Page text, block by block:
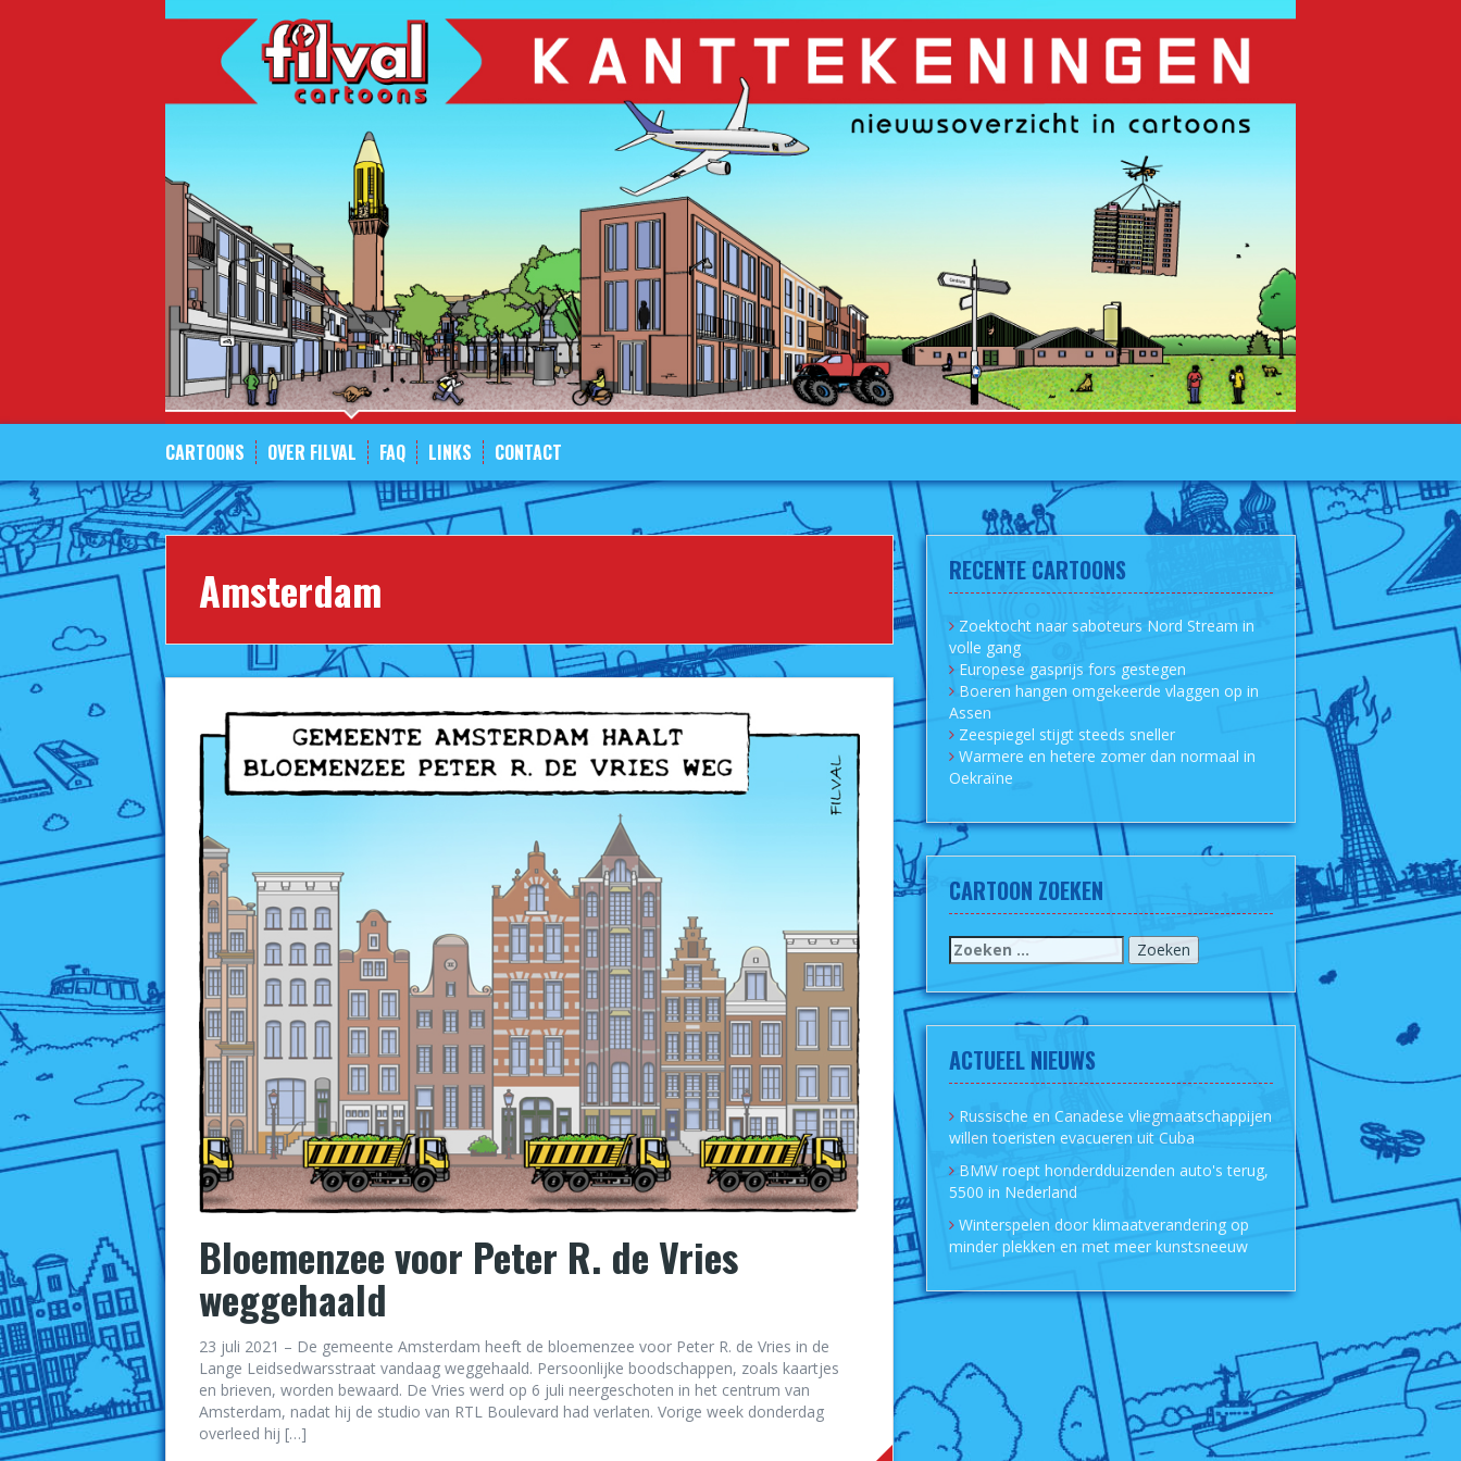
CARTOONS OVER FILVAL FAQ LINKS CONTACT
Amsterdam
Bloemenzee voor Peter R. de Vries
weggehaald
23 juli 2021 – De gemeente Amsterdam heeft de bloemenzee voor Peter R. de Vries in de
Lange Leidsedwarsstraat vandaag weggehaald. Persoonlijke boodschappen, zoals kaartjes
en brieven, worden bewaard. De Vries werd op 6 juli neergeschoten in het centrum van
Amsterdam, nadat hij de studio van RTL Boulevard had verlaten. Vorige week donderdag
overleed hij […]
RECENTE CARTOONS
Zoektocht naar saboteurs Nord Stream in
volle gang
Europese gasprijs fors gestegen
Boeren hangen omgekeerde vlaggen op in
Assen
Zeespiegel stijgt steeds sneller
Warmere en hetere zomer dan normaal in
Oekraïne
CARTOON ZOEKEN
Zoeken
naar:
ACTUEEL NIEUWS
Russische en Canadese vliegmaatschappijen
willen toeristen evacueren uit Cuba
BMW roept honderdduizenden auto's terug,
5500 in Nederland
Winterspelen door klimaatverandering op
minder plekken en met meer kunstsneeuw